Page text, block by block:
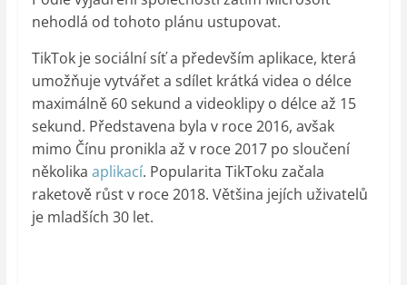
nehodlá od tohoto plánu ustupovat.
TikTok je sociální síť a především aplikace, která
umožňuje vytvářet a sdílet krátká videa o délce
maximálně 60 sekund a videoklipy o délce až 15
sekund. Představena byla v roce 2016, avšak
mimo Čínu pronikla až v roce 2017 po sloučení
několika aplikací. Popularita TikToku začala
raketově růst v roce 2018. Většina jejích uživatelů
je mladších 30 let.